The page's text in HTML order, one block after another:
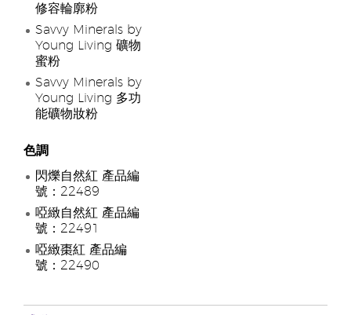
修容輪廓粉
Savvy Minerals by
Young Living 礦物
蜜粉
Savvy Minerals by
Young Living 多功
能礦物妝粉
色調
閃爍自然紅 產品編
號：22489
啞緻自然紅 產品編
號：22491
啞緻棗紅 產品編
號：22490